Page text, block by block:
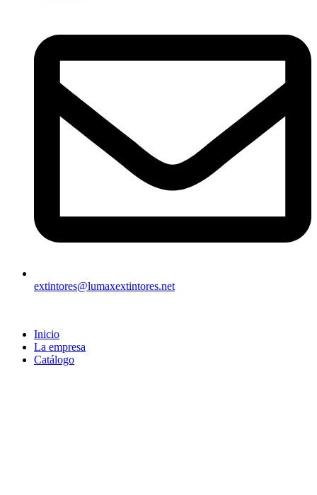
extintores@lumaxextintores.net
Inicio
La empresa
Catálogo